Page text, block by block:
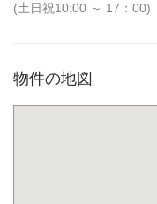
(土日祝10:00 ～ 17：00)
物件の地図